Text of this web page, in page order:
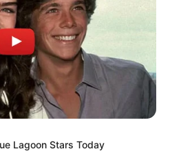
izləyin
Lagoon Stars Today